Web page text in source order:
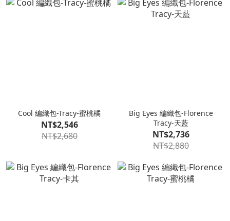
Cool 編織包-Tracy-蜜桃橘
NT$2,546
NT$2,680
Big Eyes 編織包-Florence
Tracy-天藍
NT$2,736
NT$2,880